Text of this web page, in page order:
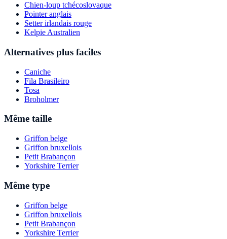
Chien-loup tchécoslovaque
Pointer anglais
Setter irlandais rouge
Kelpie Australien
Alternatives plus faciles
Caniche
Fila Brasileiro
Tosa
Broholmer
Même taille
Griffon belge
Griffon bruxellois
Petit Brabançon
Yorkshire Terrier
Même type
Griffon belge
Griffon bruxellois
Petit Brabançon
Yorkshire Terrier